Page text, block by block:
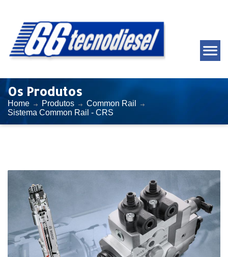
Os Produtos
Home Produtos
Common Rail
Sistema Common Rail - CRS